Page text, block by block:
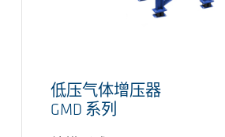
低压气体增压器
GMD 系列